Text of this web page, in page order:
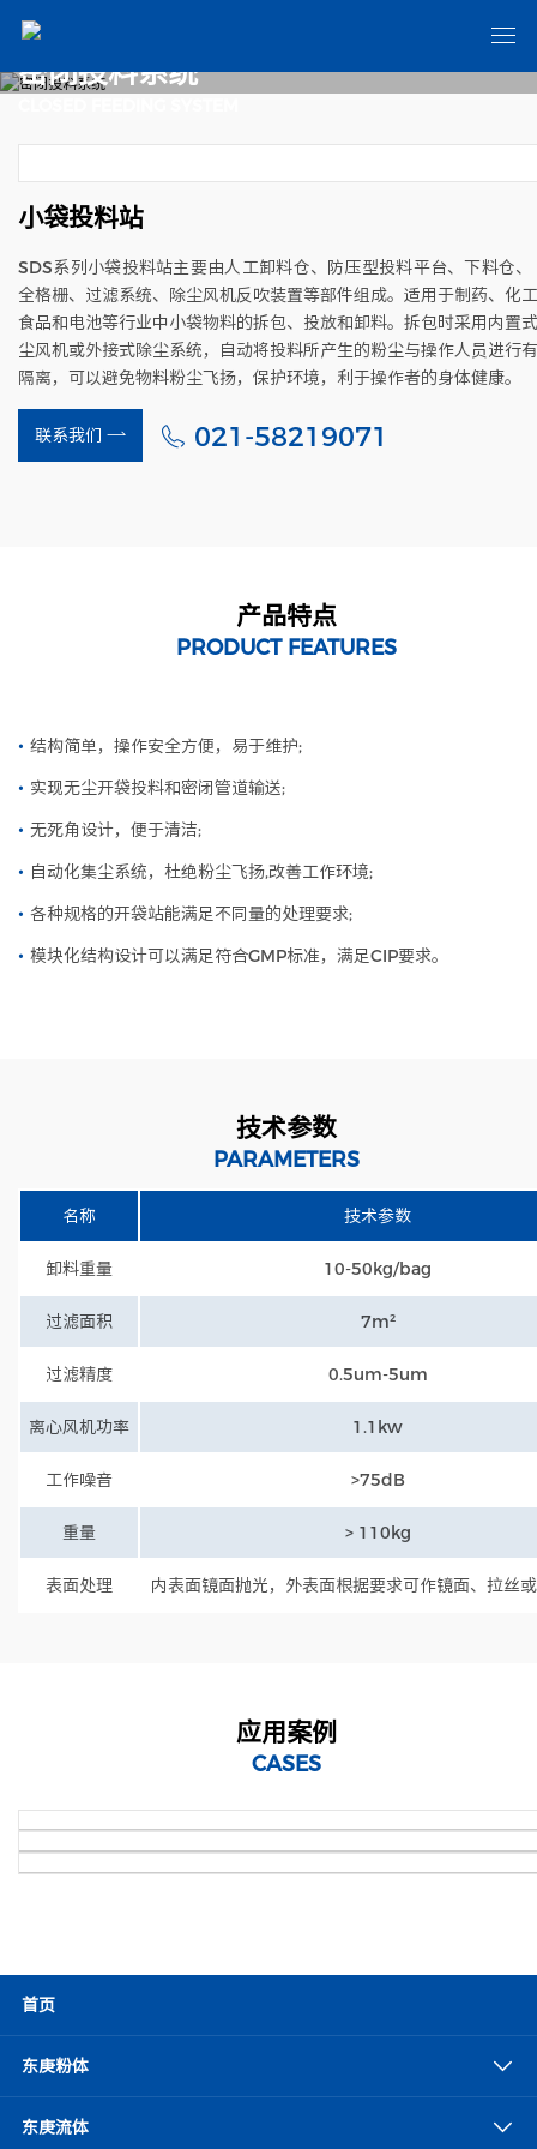
密闭投料系统
小袋投料站
SDS系列小袋投料站主要由人工卸料仓、防压型投料平台、下料仓、
全格栅、过滤系统、除尘风机反吹装置等部件组成。适用于制药、化
食品和电池等行业中小袋物料的拆包、投放和卸料。拆包时采用内置
尘风机或外接式除尘系统，自动将投料所产生的粉尘与操作人员进行
隔离，可以避免物料粉尘飞扬，保护环境，利于操作者的身体健康。
联系我们 021-58219071
产品特点
PRODUCT FEATURES
• 结构简单，操作安全方便，易于维护;
• 实现无尘开袋投料和密闭管道输送;
• 无死角设计，便于清洁;
• 自动化集尘系统，杜绝粉尘飞扬,改善工作环境;
• 各种规格的开袋站能满足不同量的处理要求;
• 模块化结构设计可以满足符合GMP标准，满足CIP要求。
技术参数
PARAMETERS
名称 技术参数
卸料重量 10-50kg/bag
过滤面积 7m²
过滤精度 0.5um-5um
离心风机功率 1.1kw
工作噪音 >75dB
重量 > 110kg
表面处理 内表面镜面抛光，外表面根据要求可作镜面、拉丝
应用案例
CASES
首页
东庚粉体
东庚流体